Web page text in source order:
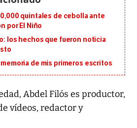
quintales de cebolla ante
por El Niño
los hechos que fueron noticia
de mis primeros escritos
Abdel Filós es productor,
vídeos, redactor y